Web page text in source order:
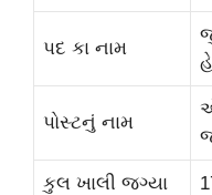
પદ કા નામ
પોસ્ટનું નામ
કુલ ખાલી જગ્યા